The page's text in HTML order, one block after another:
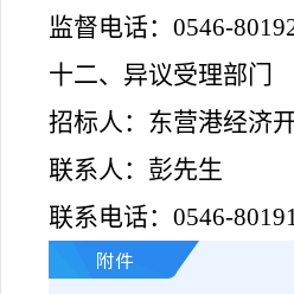
监督电话： 0546-
十二、异议受理部门
招标人：东营港经济
联系人： 彭先生
联系电话： 0546-
附件